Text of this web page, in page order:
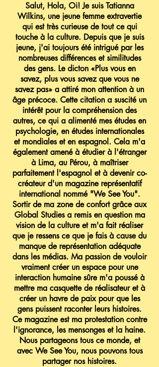
Salut, Hola, Oi! Je suis Tatianna
Wilkins, une jeune femme extravertie
qui est très curieuse de tout ce qui
touche à la culture. Depuis que je suis
jeune, j'ai toujours été intrigué par les
nombreuses différences et similitudes
des gens. Le dicton «Plus vous en
savez, plus vous savez que vous ne
savez pas» a attiré mon attention à un
âge précoce. Cette citation a suscité un
intérêt pour la compréhension des
autres, ce qui a alimenté mes études en
psychologie, en études internationales
et mondiales et en espagnol. Cela m'a
également amené à étudier à l'étranger
à Lima, au Pérou, à maîtriser
parfaitement l'espagnol et à devenir co-
créateur d'un magazine représentatif
international nommé "We See You".
Sortir de ma zone de confort grâce aux
Global Studies a remis en question ma
vision de la culture et m'a fait réaliser
que je ressens ce que je fais à cause du
manque de représentation adéquate
dans les médias. Ma passion de vouloir
vraiment créer un espace pour une
interaction humaine sûre m'a poussé à
mettre ma casquette de réalisateur et à
créer un havre de paix pour que les
gens puissent raconter leurs histoires.
Ce magazine est ma protestation contre
l'ignorance, les mensonges et la haine.
Nous partageons tous ce monde, et
avec We See You, nous pouvons tous
partager nos histoires.